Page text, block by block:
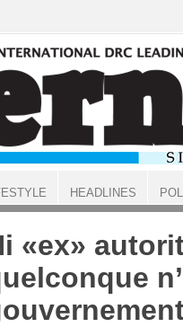
«ex»
HEADLINES